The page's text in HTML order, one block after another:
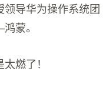
导华为操作系统团
蒙。
燃了！